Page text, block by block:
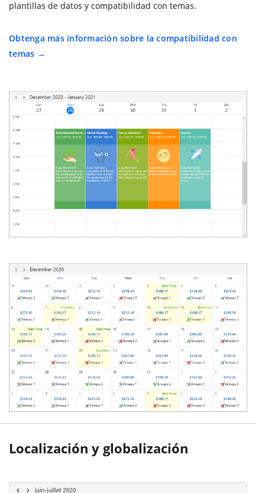
plantillas de datos y compatibilidad con temas.
Obtenga más información sobre la compatibilidad con
temas
Localización y globalización